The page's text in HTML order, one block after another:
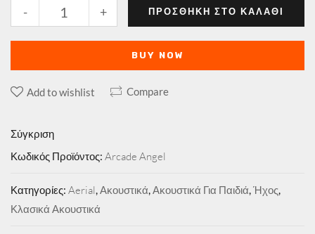
+
- ΠΡΟΣΘΉΚΗ ΣΤΟ ΚΑΛΆΘΙ
BUY NOW
Add to wishlist Compare
Σύγκριση
Κωδικός Προϊόντος: Arcade Angel
Κατηγορίες: Aerial,Ακουστικά,Ακουστικά Για Παιδιά,Ήχος,
Κλασικά Ακουστικά